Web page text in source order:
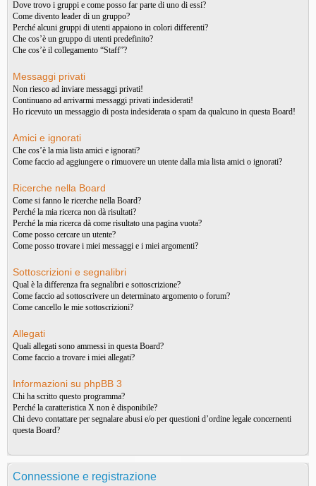
Dove trovo i gruppi e come posso far parte di uno di essi?
Come divento leader di un gruppo?
Perché alcuni gruppi di utenti appaiono in colori differenti?
Che cos’è un gruppo di utenti predefinito?
Che cos’è il collegamento “Staff”?
Messaggi privati
Non riesco ad inviare messaggi privati!
Continuano ad arrivarmi messaggi privati indesiderati!
Ho ricevuto un messaggio di posta indesiderata o spam da qualcuno in questa Board!
Amici e ignorati
Che cos’è la mia lista amici e ignorati?
Come faccio ad aggiungere o rimuovere un utente dalla mia lista amici o ignorati?
Ricerche nella Board
Come si fanno le ricerche nella Board?
Perché la mia ricerca non dà risultati?
Perché la mia ricerca dà come risultato una pagina vuota?
Come posso cercare un utente?
Come posso trovare i miei messaggi e i miei argomenti?
Sottoscrizioni e segnalibri
Qual è la differenza fra segnalibri e sottoscrizione?
Come faccio ad sottoscrivere un determinato argomento o forum?
Come cancello le mie sottoscrizioni?
Allegati
Quali allegati sono ammessi in questa Board?
Come faccio a trovare i miei allegati?
Informazioni su phpBB 3
Chi ha scritto questo programma?
Perché la caratteristica X non è disponibile?
Chi devo contattare per segnalare abusi e/o per questioni d’ordine legale concernenti
questa Board?
Connessione e registrazione